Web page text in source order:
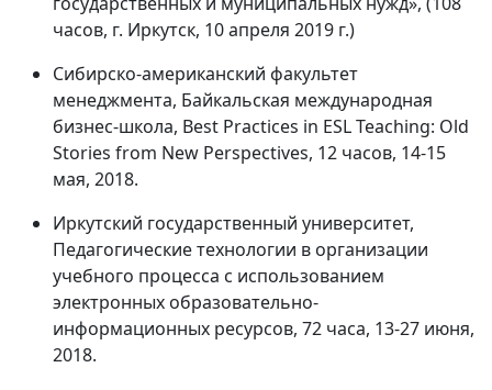
часов, г. Иркутск, 10 апреля 2019 г.)
Сибирско-американский факультет
менеджмента, Байкальская международная
бизнес-школа, Best Practices in ESL Teaching: Old
Stories from New Perspectives, 12 часов, 14-15
мая, 2018.
Иркутский государственный университет,
Педагогические технологии в организации
учебного процесса с использованием
электронных образовательно-
информационных ресурсов, 72 часа, 13-27 июня,
2018.